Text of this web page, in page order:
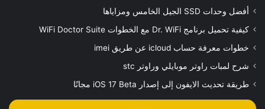
أفضل وحدات SSD الجيل الخامس ومزاياها
كيفية تحميل برنامج Dr. WiFi مع الخطوات WiFi Doctor Suite
خطوات معرفة حساب icloud عن طريق imei
شرح لمبات راوتر موبايلي وراوتر stc
طريقة تحديث الايفون إلى إصدار iOS 17 Beta مجانًا